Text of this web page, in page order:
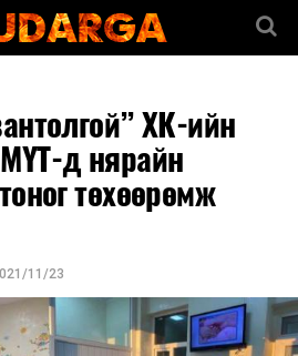
ХК-ийн
д нярайн
төхөөрөмж
11/23